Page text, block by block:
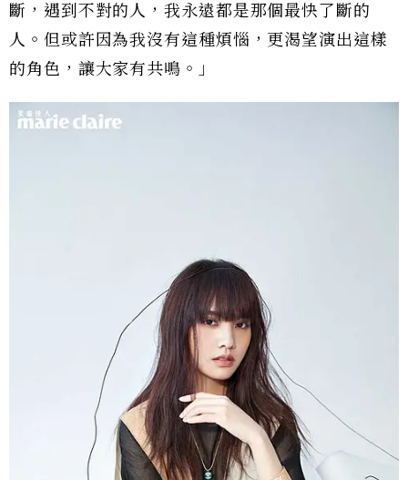
斷，遇到不對的人，我永遠都是那個最快了斷的
人。但或許因為我沒有這種煩惱，更渴望演出這樣
的角色，讓大家有共鳴。」